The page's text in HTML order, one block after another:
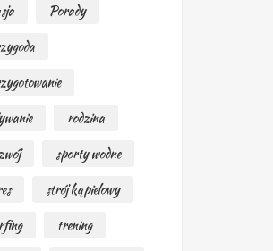
Porady
rodzina
sporty wodne
strój kąpielowy
trening